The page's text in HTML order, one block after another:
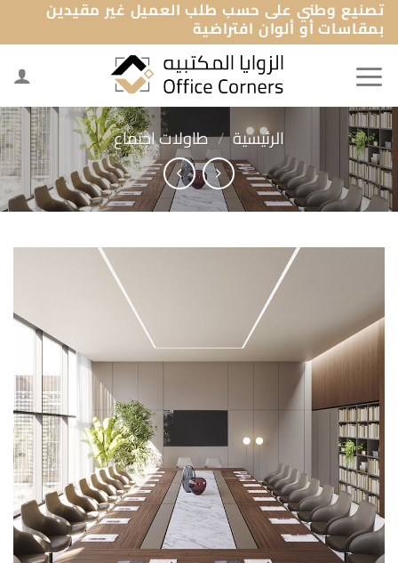
تخطي
للمحتوى
تصنيع وطني على حسب طلب العميل غير مقيدين
بمقاسات أو ألوان افتراضية
الرئيسية / طاولات اجتماع